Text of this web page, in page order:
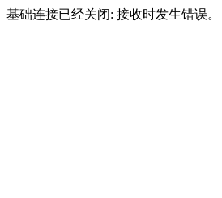
基础连接已经关闭: 接收时发生错误。